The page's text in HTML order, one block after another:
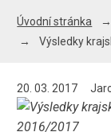
Úvodní stránka
Výsledky
20. 03. 2017